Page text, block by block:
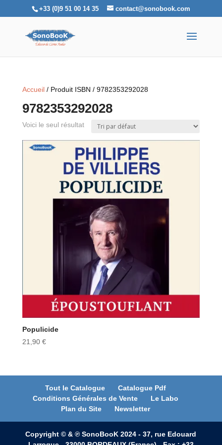
+33 (0)9 51 00 14 35 contact@sonobook.com
Accueil/ Produit ISBN / 9782353292028
9782353292028
Voici le seul résultat
Populicide
21,90 €
Tout le Catalogue
Catalogue Pdf
Conditions Générales de Vente
Le Labo
Plan du Site
Newsletter
Copyright © & ℗ SonoBooK 2024 - 37, rue Edouard